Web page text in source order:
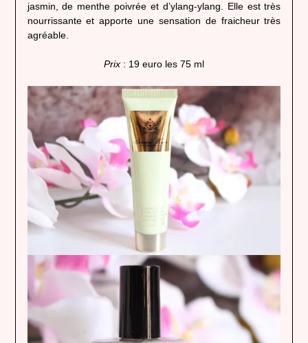
jasmin, de menthe poivrée et d’ylang-ylang. Elle est très
nourrissante et apporte une sensation de fraicheur très
agréable.
Prix : 19 euro les 75 ml